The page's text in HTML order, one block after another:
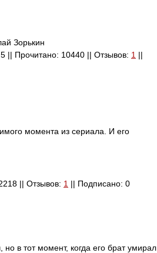
Зорькин
|| Прочитано: 10440 || Отзывов: 1 ||
момента из сериала. И его
|| Отзывов: 1 || Подписано: 0
в тот момент, когда его брат умирал